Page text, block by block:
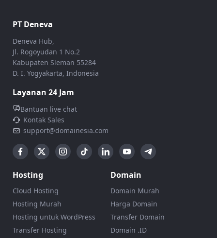
PT Deneva
Deneva Hub,
Jl. Rogoyudan 1 No.2
Kabupaten Sleman 55284
D. I. Yogyakarta, Indonesia
Layanan 24 Jam
Bantuan live chat
Kontak Sales
support@domainesia.com
Hosting
Cloud Hosting
Hosting Murah
Hosting untuk WordPress
Transfer Hosting
Domain
Domain Murah
Harga Domain
Transfer Domain
Domain .ID